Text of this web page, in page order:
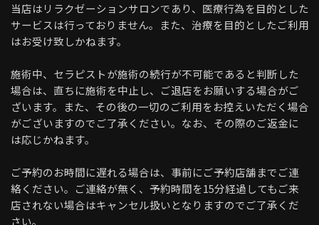
当店はリラクゼーションサロンであり、医療行為を目的とした
サービスは行っておりません。また、治療を目的としたご利用
はお受け致しかねます。
施術中、セラピストが施術の続行が不可能であると判断した
場合は、直ちに施術を中止し、ご退店をお願いする場合がご
ざいます。また、その後の一切のご利用をお控えいただく場合
がございますのでご了承ください。なお、その際のご返金に
は応じかねます。
ご予約のお時間に遅れる場合は、事前にご予約店舗までご連
絡ください。ご連絡が無く、予約時間を15分経過してもご来
店されない場合はキャンセル扱いとなりますのでご了承くだ
さい。